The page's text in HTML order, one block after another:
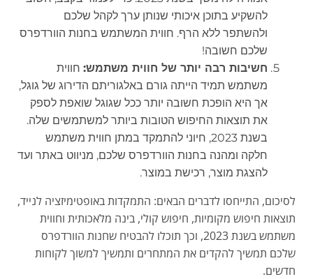
להשקיע בתוכן איכותי שנותן ערך לקהל שלכם
ולהשתפר ללא הרף. חווית המשתמש בחנות הוורדפרס
שלכם חשובה!
חשיבות רבה יותר של חווית משתמש: חווית
משתמש תמיד הייתה גורם באלגוריתם הדירוג של גוגל,
אך היא הופכת חשובה יותר ככל שגוגל שואפת לספק
את תוצאות החיפוש הטובות ביותר למשתמשים שלה.
בשנת 2023, חיוני להתמקד במתן חווית משתמש
חלקה ומהנה בחנות הוורדפרס שלכם, מניווט באתר ועד
להצגת מוצר, רכישת במוצר.
לסיכום, התייחסו לדברים הבאים: התמקדות באופטימיזציה לנייד,
תוצאות חיפוש מקומיות, חיפוש קולי, בינה מלאכותית וחווית
משתמש בשנת 2023, וכך תוכלו להבטיח שחנות הוורדפרס
שלכם תמשיך להקדים את המתחרים ותמשיך למשוך לקוחות
חדשים.